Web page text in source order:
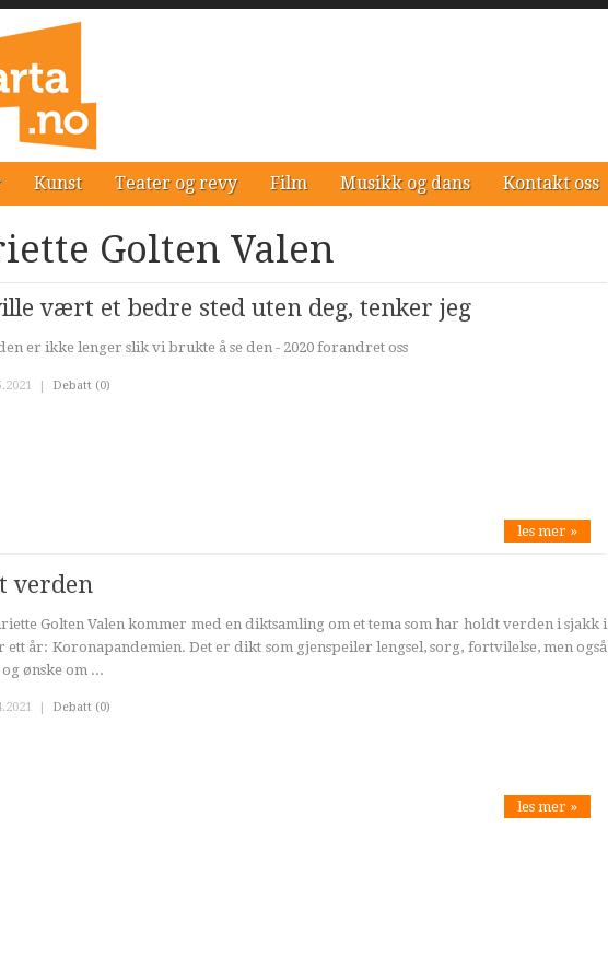
Kunst Teater og revy Film Musikk og dans Kontakt oss
Golten Valen
vært et bedre sted uten deg, tenker jeg
er ikke lenger slik vi brukte å se den - 2020 forandret oss
| Debatt (0)
les mer »
verden
Golten Valen kommer med en diktsamling om et tema som har holdt verden i sjakk i
ett år: Koronapandemien. Det er dikt som gjenspeiler lengsel, sorg, fortvilelse, men også
ønske om ...
Debatt (0)
les mer »